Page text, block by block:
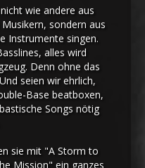
wie andere aus
sondern aus
Instrumente singen.
alles wird
Denn ohne das
seien wir ehrlich,
Base beatboxen,
Songs nötig
sie mit "A Storm to
Mission" ein ganzes